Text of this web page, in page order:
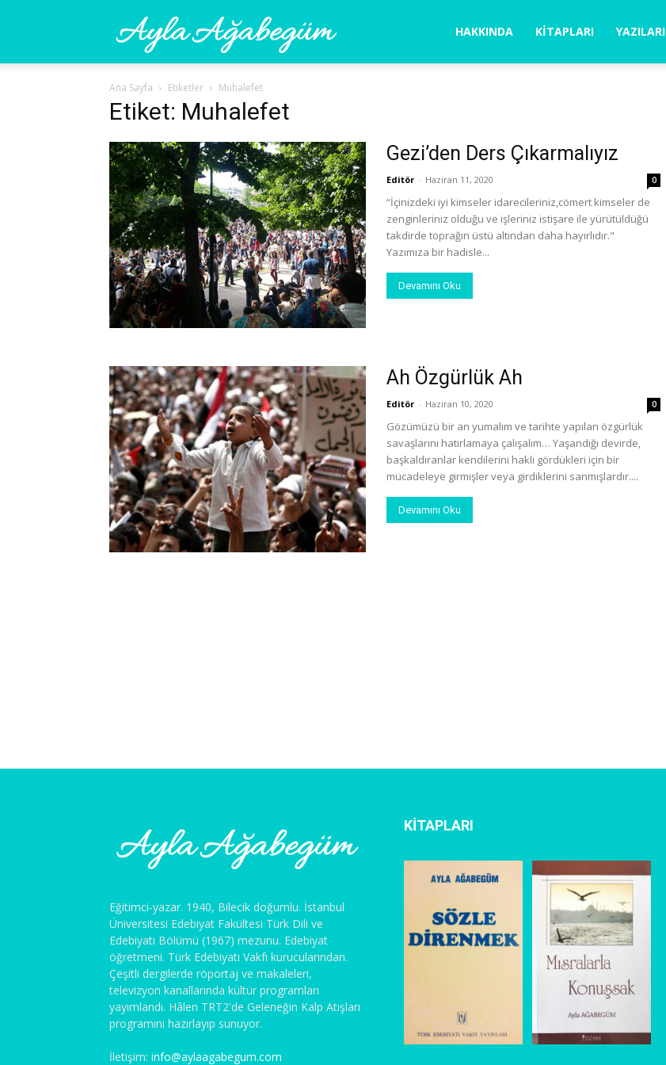
HAKKINDA KITAPLARI YAZILARI
Ana Sayfa Etiketler Muhalefet
Etiket: Muhalefet
Gezi’den Ders Çıkarmalıyız
Editör - Haziran 11, 2020 0
“İçinizdeki iyi kimseler idarecileriniz,cömert kimseler de
zenginleriniz olduğu ve işleriniz istişare ile yürütüldüğü
takdirde toprağın üstü altından daha hayırlıdır."
Yazımıza bir hadisle...
Devamını Oku
Ah Özgürlük Ah
Editör - Haziran 10, 2020 0
Gözümüzü bir an yumalım ve tarihte yapılan özgürlük
savaşlarını hatırlamaya çalışalım… Yaşandığı devirde,
başkaldıranlar kendilerini haklı gördükleri için bir
mücadeleye girmişler veya girdiklerini sanmışlardır....
Devamını Oku
Eğitimci-yazar. 1940, Bilecik doğumlu. İstanbul
Üniversitesi Edebiyat Fakültesi Türk Dili ve
Edebiyatı Bölümü (1967) mezunu. Edebiyat
öğretmeni. Türk Edebiyatı Vakfı kurucularından.
Çeşitli dergilerde röportaj ve makaleleri,
televizyon kanallarında kültür programları
yayımlandı. Hâlen TRT2'de Geleneğin Kalp Atışları
programını hazırlayıp sunuyor.
İletişim: info@aylaagabegum.com
KİTAPLARI